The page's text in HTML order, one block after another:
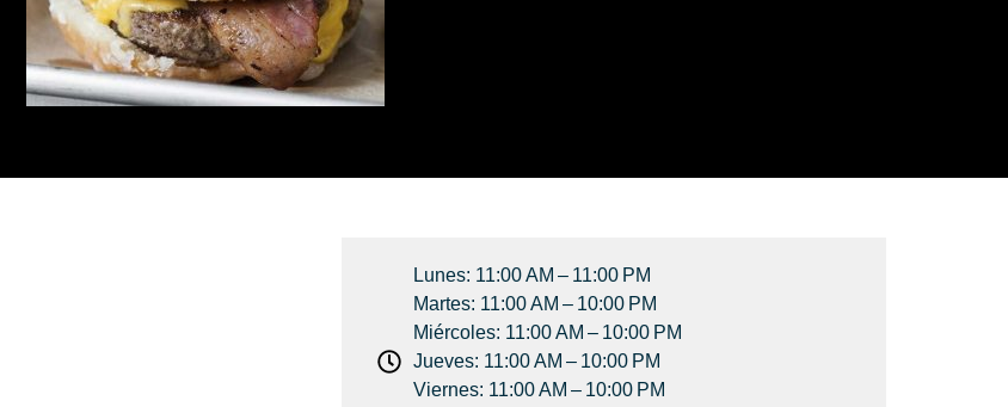
Lunes: 11:00 AM – 11:00 PM
Martes: 11:00 AM – 10:00 PM
Miércoles: 11:00 AM – 10:00 PM
Jueves: 11:00 AM – 10:00 PM
Viernes: 11:00 AM – 10:00 PM